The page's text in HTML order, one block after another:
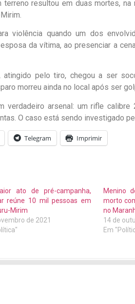
resultou em duas mortes, na
violência quando um dos
da vítima, ao presenciar a
pelo tiro, chegou a ser
morreu ainda no local após ser
verdadeiro arsenal: um rifle calibre
O caso está sendo investigado
Telegram Imprimir
ato de pré-campanha,
reúne 10 mil pessoas em
Mirim
de 2021
Menino
morto
no
14 de
Em